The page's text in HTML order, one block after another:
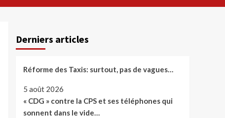
Derniers articles
Réforme des Taxis: surtout, pas de vagues…
5 août 2026
« CDG » contre la CPS et ses téléphones qui
sonnent dans le vide…